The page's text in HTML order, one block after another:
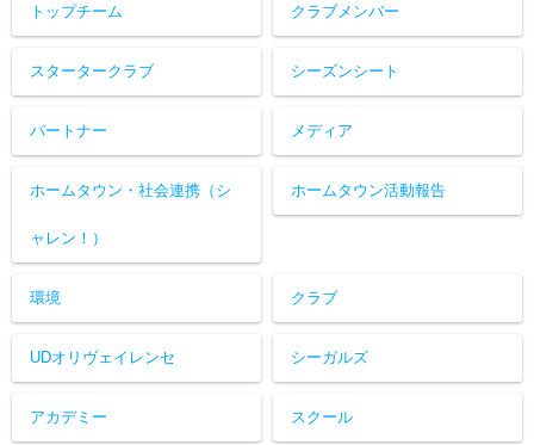
トップチーム クラブメンバー
スタータークラブ シーズンシート
パートナー メディア
ホームタウン・社会連携（シ
ャレン！）
ホームタウン活動報告
環境 クラブ
UDオリヴェイレンセ シーガルズ
アカデミー スクール